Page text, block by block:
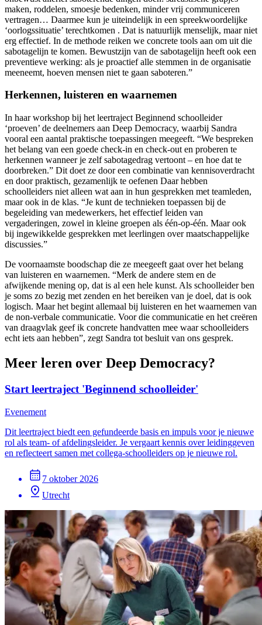
maken, roddelen, smoesje bedenken, minder vrij communiceren
vertragen… Daarmee kun je uiteindelijk in een spreekwoordelijke
‘oorlogssituatie’ terechtkomen . Dat is natuurlijk menselijk, maar niet
erg effectief. In de methode reiken we concrete tools aan om uit die
sabotagelijn te komen. Bewustzijn van de sabotagelijn heeft ook een
preventieve werking: als je proactief alle stemmen in de organisatie
meeneemt, hoeven mensen niet te gaan saboteren.”
Herkennen, luisteren en waarnemen
In haar workshop bij het leertraject Beginnend schoolleider
‘proeven’ de deelnemers aan Deep Democracy, waarbij Sandra
vooral een aantal praktische toepassingen meegeeft. “We bespreken
het belang van een goede check-in en check-out en proberen te
herkennen wanneer je zelf sabotagedrag vertoont – en hoe dat te
doorbreken.” Dit doet ze door een combinatie van kennisoverdracht
en door praktisch, gezamenlijk te oefenen Daar hebben
schoolleiders niet alleen wat aan in hun gesprekken met teamleden,
maar ook in de klas. “Je kunt de technieken toepassen bij de
begeleiding van medewerkers, het effectief leiden van
vergaderingen, zowel in kleine groepen als één-op-één. Maar ook
bij ingewikkelde gesprekken met leerlingen over maatschappelijke
discussies.”
De voornaamste boodschap die ze meegeeft gaat over het belang
van luisteren en waarnemen. “Merk de andere stem en de
afwijkende mening op, dat is al een hele kunst. Als schoolleider ben
je soms zo bezig met zenden en het bereiken van je doel, dat is ook
logisch. Maar het begint allemaal bij luisteren en het waarnemen van
de non-verbale communicatie. Voor die communicatie en het creëren
van draagvlak geef ik concrete handvatten mee waar schoolleiders
echt iets aan hebben”, zegt Sandra tot besluit van ons gesprek.
Meer leren over Deep Democracy?
Start leertraject 'Beginnend schoolleider'
Evenement
Dit leertraject biedt een gefundeerde basis en impuls voor je nieuwe
rol als team- of afdelingsleider. Je vergaart kennis over leidinggeven
en reflecteert samen met collega-schoolleiders op je nieuwe rol.
7 oktober 2026
Utrecht